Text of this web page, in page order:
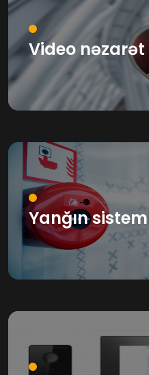
Video nəzarət
Yanğın